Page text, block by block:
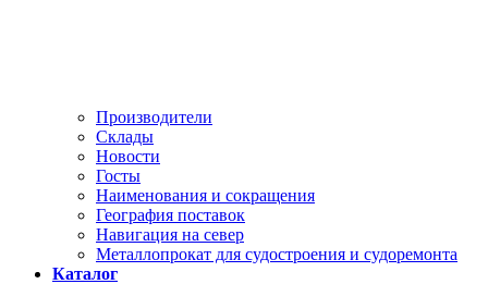
Производители
Склады
Новости
Госты
Наименования и сокращения
География поставок
Навигация на север
Металлопрокат для судостроения и судоремонта
Каталог